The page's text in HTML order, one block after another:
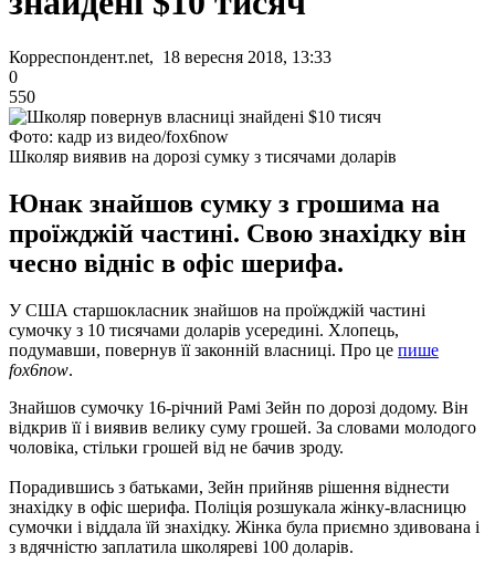
Корреспондент.net, 18 вересня 2018, 13:33
0
550
Фото: кадр из видео/fox6now
Школяр виявив на дорозі сумку з тисячами доларів
Юнак знайшов сумку з грошима на
проїжджій частині. Свою знахідку він
чесно відніс в офіс шерифа.
У США старшокласник знайшов на проїжджій частині
сумочку з 10 тисячами доларів усередині. Хлопець,
подумавши, повернув її законній власниці. Про це пише
fox6now.
Знайшов сумочку 16-річний Рамі Зейн по дорозі додому. Він
відкрив її і виявив велику суму грошей. За словами молодого
чоловіка, стільки грошей від не бачив зроду.
Порадившись з батьками, Зейн прийняв рішення віднести
знахідку в офіс шерифа. Поліція розшукала жінку-власницю
сумочки і віддала їй знахідку. Жінка була приємно здивована і
з вдячністю заплатила школяреві 100 доларів.